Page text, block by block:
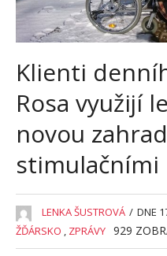
Klienti
Rosa využijí
novou
stimulačními
LENKA ŠUSTROVÁ / DNE
ŽĎÁRSKO , ZPRÁVY 929